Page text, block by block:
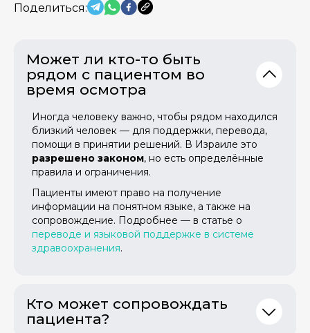
Поделиться:
Может ли кто-то быть
рядом с пациентом во
время осмотра
Иногда человеку важно, чтобы рядом находился
близкий человек — для поддержки, перевода,
помощи в принятии решений. В Израиле это
разрешено законом, но есть определённые
правила и ограничения.
Пациенты имеют право на получение
информации на понятном языке, а также на
сопровождение. Подробнее — в статье о
переводе и языковой поддержке в системе
здравоохранения.
Кто может сопровождать
пациента?